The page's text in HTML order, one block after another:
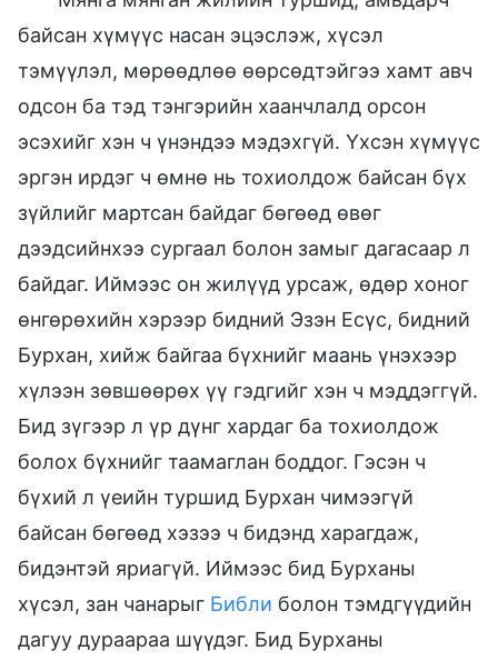
байсан хүмүүс насан эцэслэж, хүсэл
тэмүүлэл, мөрөөдлөө өөрсөдтэйгээ хамт авч
одсон ба тэд тэнгэрийн хаанчлалд орсон
эсэхийг хэн ч үнэндээ мэдэхгүй. Үхсэн хүмүүс
эргэн ирдэг ч өмнө нь тохиолдож байсан бүх
зүйлийг мартсан байдаг бөгөөд өвөг
дээдсийнхээ сургаал болон замыг дагасаар л
байдаг. Иймээс он жилүүд урсаж, өдөр хоног
өнгөрөхийн хэрээр бидний Эзэн Есүс, бидний
Бурхан, хийж байгаа бүхнийг маань үнэхээр
хүлээн зөвшөөрөх үү гэдгийг хэн ч мэддэггүй.
Бид зүгээр л үр дүнг хардаг ба тохиолдож
болох бүхнийг таамаглан боддог. Гэсэн ч
бүхий л үеийн туршид Бурхан чимээгүй
байсан бөгөөд хэзээ ч бидэнд харагдаж,
бидэнтэй яриагүй. Иймээс бид Бурханы
хүсэл, зан чанарыг Библи болон тэмдгүүдийн
дагуу дураараа шүүдэг. Бид Бурханы